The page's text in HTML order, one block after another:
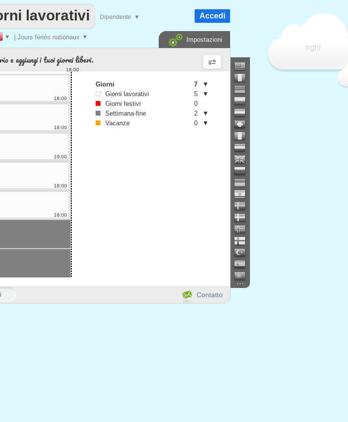
ogni
▼ | Jours fériés nationaux ▼
lavorativi Dipendente ▼ Accedi
Impostazioni
...
Contatto
e aggiungi i tuoi giorni liberi.
18:00
18:00
18:00
18:00
18:00
18:00
Giorni 7
▼
Giorni lavorativi
5
▼
Giorni festivi
0
Settimana-fine
2
▼
Vacanze
0 ▼